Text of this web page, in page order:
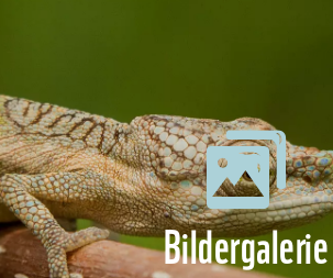
Bildergalerie